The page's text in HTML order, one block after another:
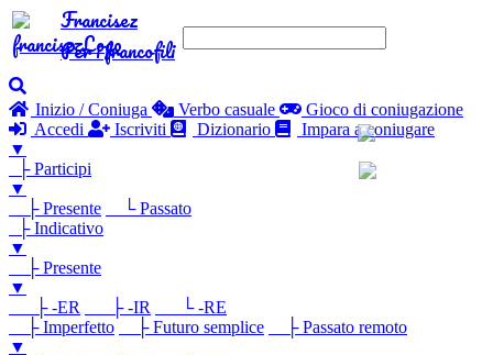
Francisez
Per i francofili
Inizio / Coniuga Verbo casuale
Gioco di coniugazione
Accedi
Iscriviti Dizionario
Impara a coniugare
▼
├ Participi
▼
├ Presente
└ Passato
├ Indicativo
▼
├ Presente
▼
├ -ER
├ -IR
└ -RE
├ Imperfetto
├ Futuro semplice
├ Passato remoto
▼